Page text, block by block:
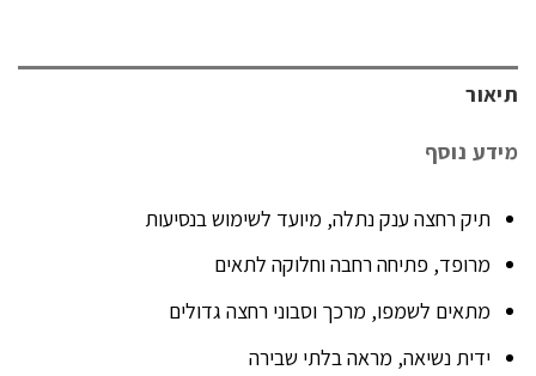
תיאור
מידע נוסף
תיק רחצה ענק נתלה, מיועד לשימוש בנסיעות
מרופד, פתיחה רחבה וחלוקה לתאים
מתאים לשמפו, מרכך וסבוני רחצה גדולים
ידית נשיאה, מראה בלתי שבירה